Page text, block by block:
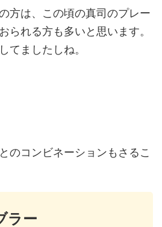
方は、この頃の真司のプレー
られる方も多いと思います。
てましたしね。
のコンビネーションもさるこ
ラー